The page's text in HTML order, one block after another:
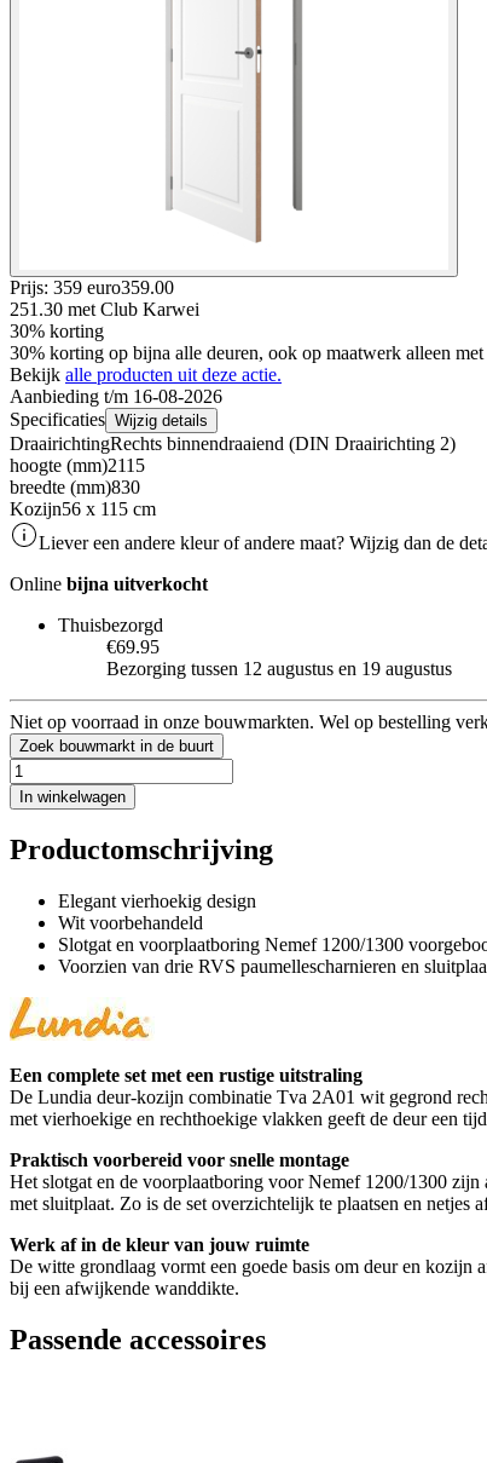
Prijs: 359 euro359.00
251.30 met Club Karwei
30% korting
30% korting op bijna alle deuren, ook op maatwerk alleen
Bekijk alle producten uit deze actie.
Aanbieding t/m 16-08-2026
Specificaties Wijzig details
DraairichtingRechts binnendraaiend (DIN Draairichting 2)
hoogte (mm)2115
breedte (mm)830
Kozijn56 x 115 cm
Liever een andere kleur of andere maat? Wijzig dan de
Online bijna uitverkocht
Thuisbezorgd
€69.95
Bezorging tussen 12 augustus en 19 augustus
Niet op voorraad in onze bouwmarkten. Wel op bestelling
Zoek bouwmarkt in de buurt
In winkelwagen
Productomschrijving
Elegant vierhoekig design
Wit voorbehandeld
Slotgat en voorplaatboring Nemef 1200/1300
Voorzien van drie RVS paumellescharnieren en
Een complete set met een rustige uitstraling
De Lundia deur-kozijn combinatie Tva 2A01 wit gegrond
met vierhoekige en rechthoekige vlakken geeft de deur een
Praktisch voorbereid voor snelle montage
Het slotgat en de voorplaatboring voor Nemef 1200/1300
met sluitplaat. Zo is de set overzichtelijk te plaatsen en netjes
Werk af in de kleur van jouw ruimte
De witte grondlaag vormt een goede basis om deur en
bij een afwijkende wanddikte.
Passende accessoires